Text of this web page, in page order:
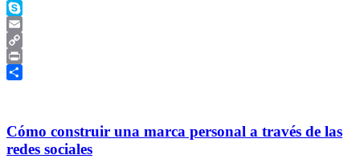
Telegram
Skype
Email
Copy
Link
Print
Cómo construir una marca personal a través de las
redes sociales